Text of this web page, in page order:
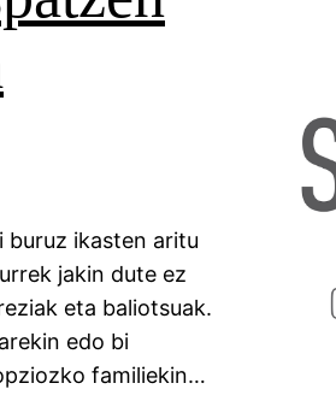
buruz ikasten aritu
jakin dute ez
eta baliotsuak.
edo bi
familiekin…